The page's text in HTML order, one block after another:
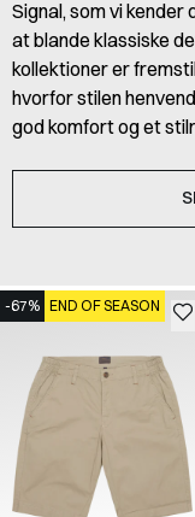
Signal, som vi
at blande klassiske
kollektioner er
hvorfor stilen
god komfort og et
-67% END OF SEASON